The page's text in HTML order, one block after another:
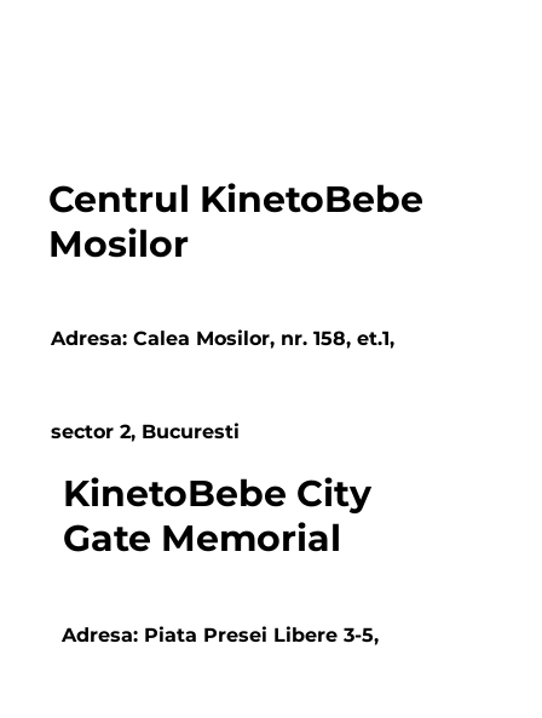
KinetoBebe City
Gate Memorial
Adresa: Piata Presei Libere 3-5,
Centrul KinetoBebe
Mosilor
Adresa: Calea Mosilor, nr. 158, et.1,
sector 2, Bucuresti